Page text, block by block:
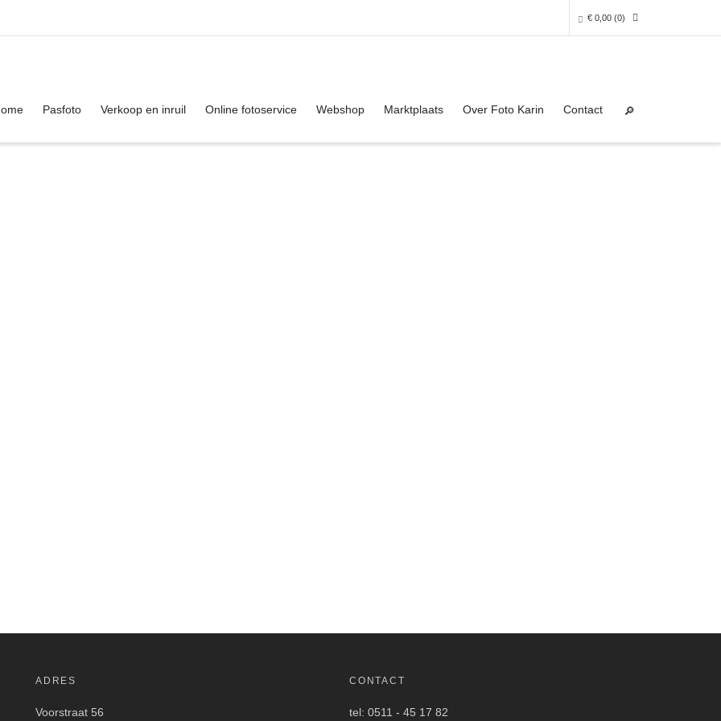
. Show me the colour items.
€ 0,00 (0)
Pasfoto Verkoop en inruil Online fotoservice Webshop Marktplaats Over Foto Karin Contact
ADRES
Voorstraat 56
CONTACT
tel: 0511 - 45 17 82